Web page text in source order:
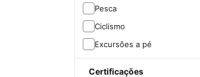
Pesca
Ciclismo
Excursões a pé
Certificações